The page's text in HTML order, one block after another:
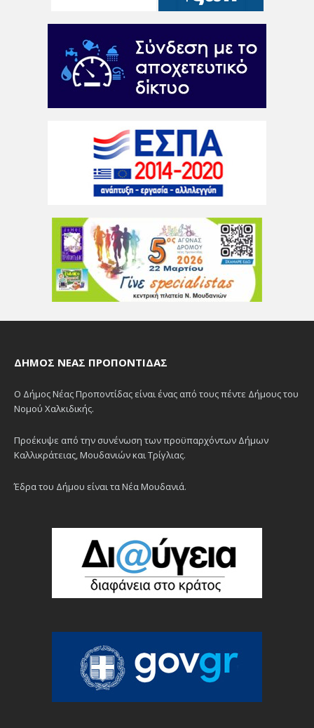
ΔΉΜΟΣ ΝΈΑΣ ΠΡΟΠΟΝΤΊΔΑΣ
Ο Δήμος Νέας Προποντίδας είναι ένας από τους πέντε Δήμους του
Νομού Χαλκιδικής.
Προέκυψε από την συνένωση των προϋπαρχόντων Δήμων
Καλλικράτειας, Μουδανιών και Τρίγλιας.
Έδρα του Δήμου είναι τα Νέα Μουδανιά.